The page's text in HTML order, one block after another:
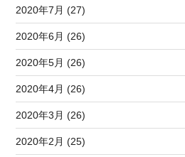
2020年7月 (27)
2020年6月 (26)
2020年5月 (26)
2020年4月 (26)
2020年3月 (26)
2020年2月 (25)